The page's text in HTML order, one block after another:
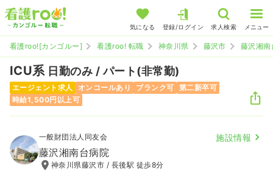
気になる 登録/ログイン 求人検索 メニュー
看護roo![カンゴルー] 看護roo! 転職 神奈川県 藤沢市 藤沢湘南
ICU系 日勤のみ / パート(非常勤)
エージェント求人 オンコールあり ブランク可 第二新卒可
時給1,500円以上可
一般財団法人同友会 施設情報
藤沢湘南台病院
神奈川県藤沢市 / 長後駅 徒歩8分